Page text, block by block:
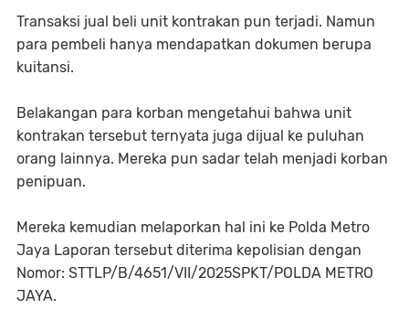
Transaksi jual beli unit kontrakan pun terjadi. Namun
para pembeli hanya mendapatkan dokumen berupa
kuitansi.
Belakangan para korban mengetahui bahwa unit
kontrakan tersebut ternyata juga dijual ke puluhan
orang lainnya. Mereka pun sadar telah menjadi korban
penipuan.
Mereka kemudian melaporkan hal ini ke Polda Metro
Jaya Laporan tersebut diterima kepolisian dengan
Nomor: STTLP/B/4651/VII/2025SPKT/POLDA METRO
JAYA.